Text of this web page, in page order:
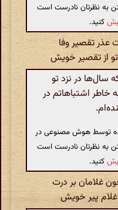
به نظرتان نادرست است
کنید.
عذر تقصیر وفا
از تقصیر خویش
در نزد تو
خاطر اشتباهاتم در
توسط هوش مصنوعی در
به نظرتان نادرست است
کنید.
غلامان بر درت
پیر خویش